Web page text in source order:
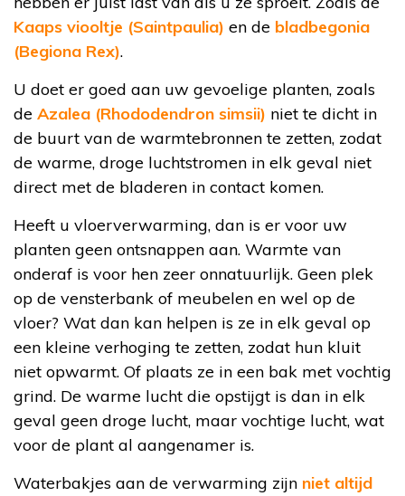
Kaaps viooltje (Saintpaulia) en de bladbegonia
(Begiona Rex).
U doet er goed aan uw gevoelige planten, zoals
de Azalea (Rhododendron simsii) niet te dicht in
de buurt van de warmtebronnen te zetten, zodat
de warme, droge luchtstromen in elk geval niet
direct met de bladeren in contact komen.
Heeft u vloerverwarming, dan is er voor uw
planten geen ontsnappen aan. Warmte van
onderaf is voor hen zeer onnatuurlijk. Geen plek
op de vensterbank of meubelen en wel op de
vloer? Wat dan kan helpen is ze in elk geval op
een kleine verhoging te zetten, zodat hun kluit
niet opwarmt. Of plaats ze in een bak met vochtig
grind. De warme lucht die opstijgt is dan in elk
geval geen droge lucht, maar vochtige lucht, wat
voor de plant al aangenamer is.
Waterbakjes aan de verwarming zijn niet altijd